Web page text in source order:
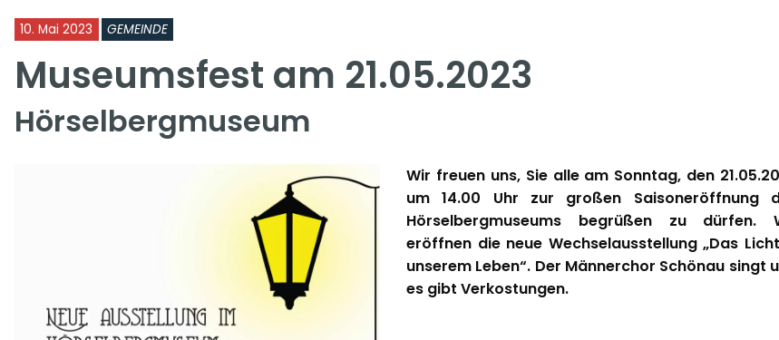
10. Mai 2023 GEMEINDE
Museumsfest am 21.05.2023
Hörselbergmuseum
Wir freuen uns, Sie alle am Sonntag, den
um 14.00 Uhr zur großen Saisoneröffnung
Hörselbergmuseums begrüßen zu dürfen.
eröffnen die neue Wechselausstellung „Das
unserem Leben“. Der Männerchor Schönau singt
es gibt Verkostungen.